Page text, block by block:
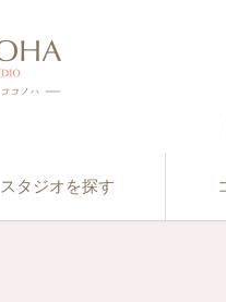
スタジオを探す